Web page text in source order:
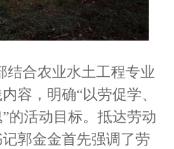
结合农业水土工程专业
容，明确“以劳促学、
的活动目标。抵达劳动
郭金金首先强调了劳